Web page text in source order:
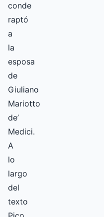
conde
raptó
a
la
esposa
de
Giuliano
Mariotto
de’
Medici.
A
lo
largo
del
texto